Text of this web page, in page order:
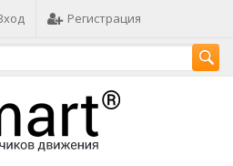
Регистрация